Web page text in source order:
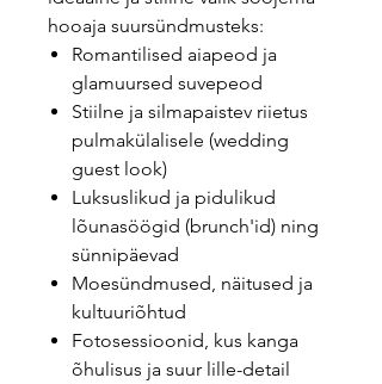
hooaja suursündmusteks:
Romantilised aiapeod ja
glamuursed suvepeod
Stiilne ja silmapaistev riietus
pulmakülalisele (wedding
guest look)
Luksuslikud ja pidulikud
lõunasöögid (brunch'id) ning
sünnipäevad
Moesündmused, näitused ja
kultuuriõhtud
Fotosessioonid, kus kanga
õhulisus ja suur lille-detail